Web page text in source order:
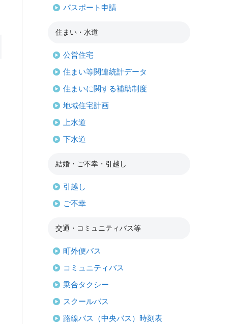
パスポート申請
住まい・水道
公営住宅
住まい等関連統計データ
住まいに関する補助制度
地域住宅計画
上水道
下水道
結婚・ご不幸・引越し
引越し
ご不幸
交通・コミュニティバス等
町外便バス
コミュニティバス
乗合タクシー
スクールバス
路線バス（中央バス）時刻表